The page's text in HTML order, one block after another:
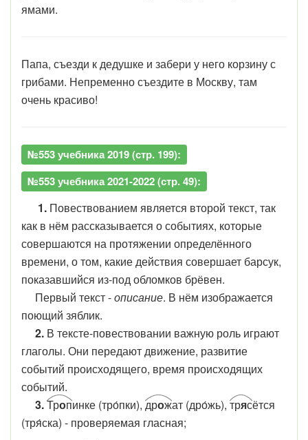
ямами.
Папа, съезди к дедушке и забери у него корзину с
грибами. Непременно съездите в Москву, там
очень красиво!
№553 учебника 2019 (стр. 199):
№553 учебника 2021-2022 (стр. 49):
1. Повествованием является второй текст, так
как в нём рассказывается о событиях, которые
совершаются на протяжении определённого
времени, о том, какие действия совершает барсук,
показавшийся из-под обломков брёвен.
Первый текст -описание. В нём изображается
поющий зяблик.
2. В тексте-повествовании важную роль играют
глаголы. Они передают движение, развитие
событий происходящего, время происходящих
событий.
3.Тропинке (тро́пки), дрожат (дро́жь), трясётся
(тря́ска) - проверяемая гласная;